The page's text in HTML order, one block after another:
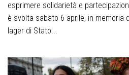
esprimere solidarietà e
è svolta sabato 6 aprile, in memoria
lager di Stato...